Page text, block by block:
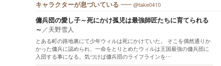
キャラクターが息づいている @take0410
傭兵団の愛し子～死にかけ孤児は最強師匠たちに育てられる
～ ／天野雪人
とある町の路地裏にて少年ウィルは死にかけていた。 そこを偶然通りか
かった傭兵に認められ、一命をとりとめたウィルは王国最強の傭兵団に
入団する事になる。気づけば傭兵団のライフラインを…